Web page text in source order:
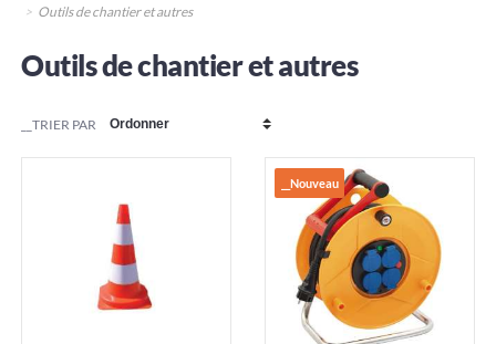
Outils de chantier et autres
Outils de chantier et autres
__TRIER PAR
__Nouveau